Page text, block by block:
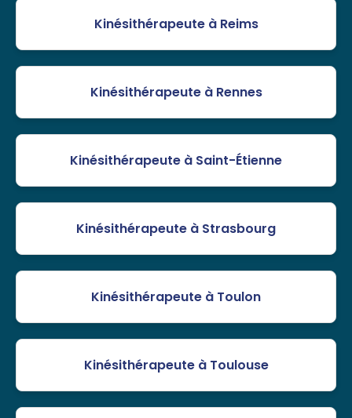
Kinésithérapeute à Reims
Kinésithérapeute à Rennes
Kinésithérapeute à Saint-Étienne
Kinésithérapeute à Strasbourg
Kinésithérapeute à Toulon
Kinésithérapeute à Toulouse